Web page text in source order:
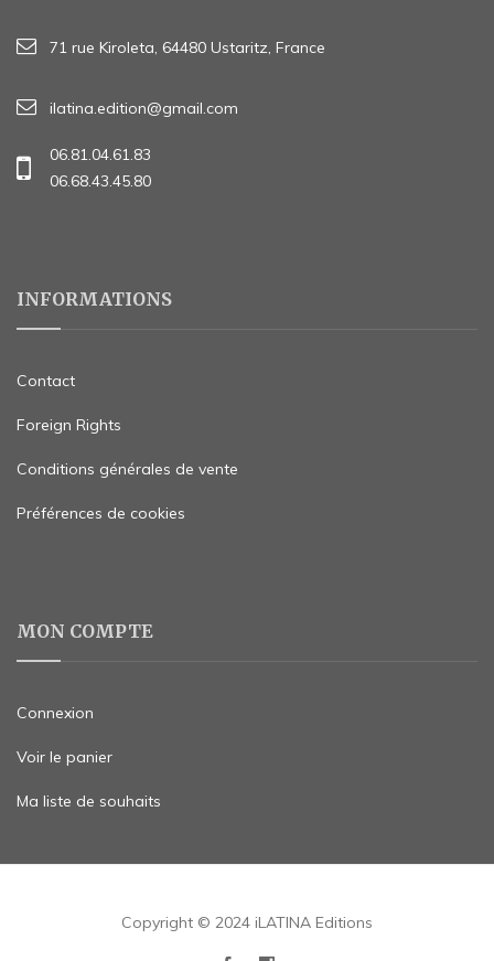
71 rue Kiroleta, 64480 Ustaritz, France
ilatina.edition@gmail.com
06.81.04.61.83
06.68.43.45.80
INFORMATIONS
Contact
Foreign Rights
Conditions générales de vente
Préférences de cookies
MON COMPTE
Connexion
Voir le panier
Ma liste de souhaits
Copyright © 2024 iLATINA Editions